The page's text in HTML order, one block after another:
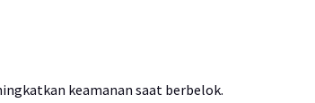
keamanan saat berbelok.